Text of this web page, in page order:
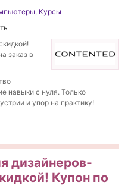
Курсы
заказ в
навыки с нуля. Только
и упор на практику!
дизайнеров-
Купон по